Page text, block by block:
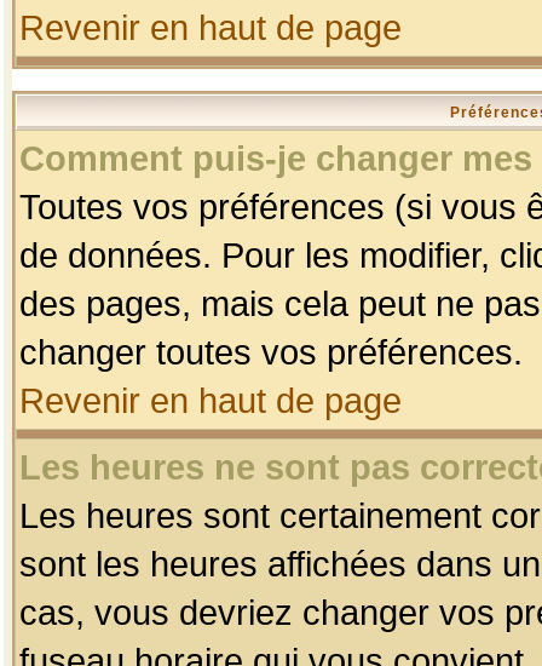
Revenir en haut de page
Comment puis-je changer
Toutes vos préférences (si vous
de données. Pour les modifier,
des pages, mais cela peut ne
changer toutes vos préférences.
Revenir en haut de page
Les heures ne sont pas
Les heures sont certainement
sont les heures affichées dans
cas, vous devriez changer vos